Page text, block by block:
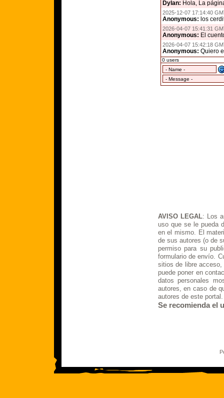
AVISO LEGAL: Los
uso que se le pueda
en el mismo. El
de sus autores (o de
permiso para su
formulario de envío.
sitios de libre
puede poner en
datos personales
autores, en caso de
autores de este portal.
Se recomienda el